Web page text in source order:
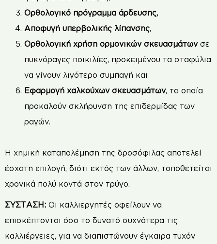
Ορθολογικό πρόγραμμα άρδευσης,
Αποφυγή υπερβολικής λίπανσης,
Ορθολογική χρήση ορμονικών σκευασμάτωνσε
πυκνόραγες ποικιλίες, προκειμένου τα σταφύλια
να γίνουν λιγότερο συμπαγή και
Εφαρμογή χαλκούχων σκευασμάτων, τα οποία
προκαλούν σκλήρυνση της επιδερμίδας των
ραγών.
Η χημική καταπολέμηση της δροσόφιλας αποτελεί
έσχατη επιλογή, διότι εκτός των άλλων, τοποθετείται
χρονικά πολύ κοντά στον τρύγο.
ΣΥΣΤΑΣΗ: Οι καλλιεργητές οφείλουν να
επισκέπτονται όσο το δυνατό συχνότερα τις
καλλιέργειες, για να διαπιστώνουν έγκαιρα τυχόν